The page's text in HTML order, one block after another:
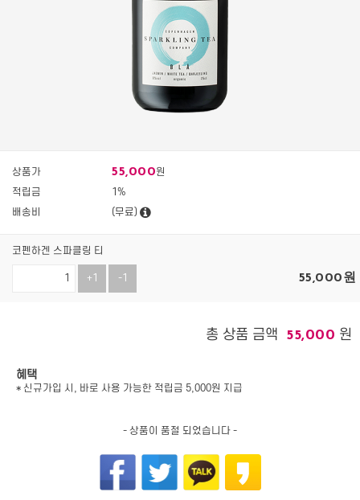
상품가 55,000원
적립금
1%
배송비
(무료)
코펜하겐 스파클링 티
+1 -1 55,000원
총 상품 금액 55,000 원
혜택
* 신규가입 시, 바로 사용 가능한 적립금 5,000원 지급
- 상품이 품절 되었습니다 -